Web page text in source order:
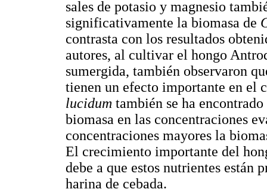
sales de potasio y magnesio
significativamente la biomasa de
contrasta con los resultados
autores, al cultivar el hongo
sumergida, también observaron
tienen un efecto importante en
lucidum también se ha
biomasa en las concentraciones
concentraciones mayores la
El crecimiento importante del
debe a que estos nutrientes están
harina de cebada.